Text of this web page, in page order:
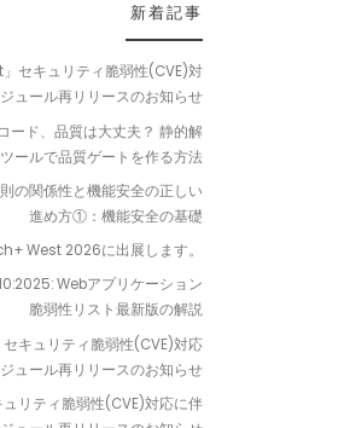
新着記事
セキュリティ脆弱性(CVE)対
ュール再リリースのお知らせ
ード、品質は大丈夫？ 静的解
ールで品質ゲートを作る方法
の関係性と機能安全の正しい
進め方①：機能安全の基礎
West 2026に出展します。
Webアプリケーション
脆弱性リスト最新版の解説
セキュリティ脆弱性(CVE)対応
ュール再リリースのお知らせ
ュリティ脆弱性(CVE)対応に伴